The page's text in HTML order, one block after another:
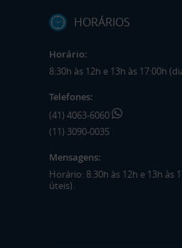
HORÁRIOS
Horário:
8:30h às 12h e 13h às 17:00h
Telefones:
(41) 4063-6060
(11) 3090-0035
Mensagens:
Horário: 8:30h às 12h e 13h às
úteis).